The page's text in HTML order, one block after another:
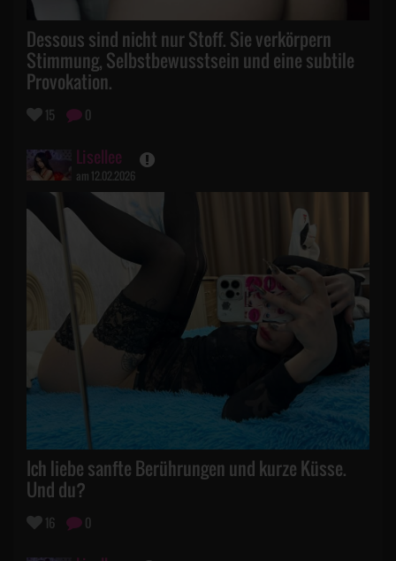
Dessous sind nicht nur Stoff. Sie verkörpern
Stimmung, Selbstbewusstsein und eine subtile
Provokation.
15 0
Lisellee
am 12.02.2026
Ich liebe sanfte Berührungen und kurze Küsse.
Und du?
16 0